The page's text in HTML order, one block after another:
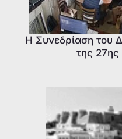
Η Συνεδρίαση του
της 27ης